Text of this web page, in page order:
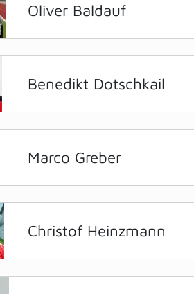
Oliver Baldauf
Benedikt Dotschkail
Marco Greber
Christof Heinzmann